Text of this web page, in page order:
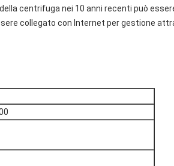
centrifuga nei 10 anni recenti può
collegato con Internet per gestione